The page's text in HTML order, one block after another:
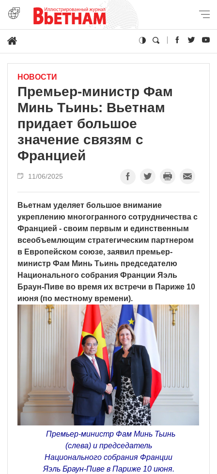
НОВОСТИ
Премьер-министр Фам
Минь Тьинь: Вьетнам
придает большое
значение связям с
Францией
11/06/2025
Вьетнам уделяет большое внимание
укреплению многогранного сотрудничества с
Францией - своим первым и единственным
всеобъемлющим стратегическим партнером
в Европейском союзе, заявил премьер-
министр Фам Минь Тьинь председателю
Национального собрания Франции Яэль
Браун-Пиве во время их встречи в Париже 10
июня (по местному времени).
Премьер-министр Фам Минь Тьинь
(слева) и председатель
Национального собрания Франции
Яэль Браун-Пиве в Париже 10 июня.